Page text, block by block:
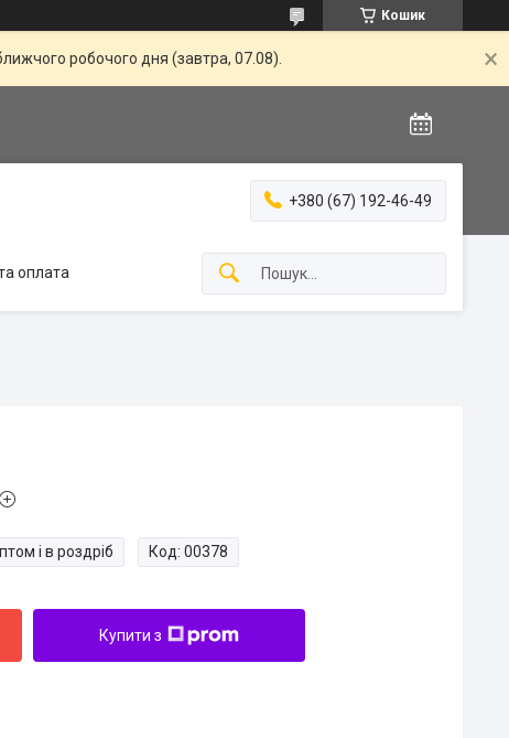
Кошик
робочого дня (завтра, 07.08).
+380 (67) 192-46-49
оплата
і в роздріб Код: 00378
Купити з